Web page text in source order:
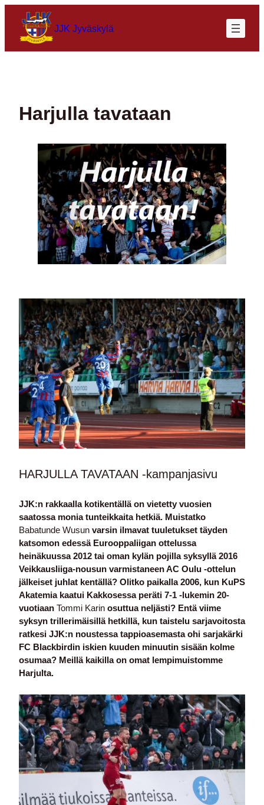
sisältöön
JJK Jyväskylä
Harjulla tavataan
HARJULLA TAVATAAN -kampanjasivu
JJK:n rakkaalla kotikentällä on vietetty vuosien
saatossa monia tunteikkaita hetkiä. Muistatko
Babatunde Wusun varsin ilmavat tuuletukset täyden
katsomon edessä Eurooppaliigan ottelussa
heinäkuussa 2012 tai oman kylän pojilla syksyllä 2016
Veikkausliiga-nousun varmistaneen AC Oulu -ottelun
jälkeiset juhlat kentällä? Olitko paikalla 2006, kun KuPS
Akatemia kaatui Kakkosessa peräti 7-1 -lukemin 20-
vuotiaan Tommi Karin osuttua neljästi? Entä viime
syksyn trillerimäisillä hetkillä, kun taistelu sarjavoitosta
ratkesi JJK:n noustessa tappioasemasta ohi sarjakärki
FC Blackbirdin iskien kuuden minuutin sisään kolme
osumaa? Meillä kaikilla on omat lempimuistomme
Harjulta.